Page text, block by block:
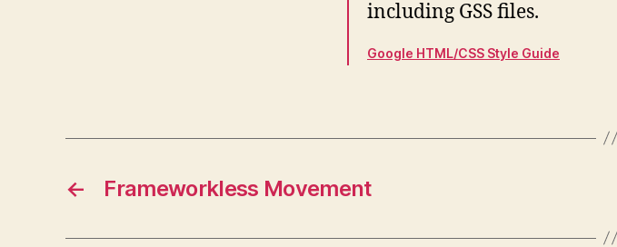
including GSS files.
Google HTML/CSS Style Guide
← Frameworkless Movement